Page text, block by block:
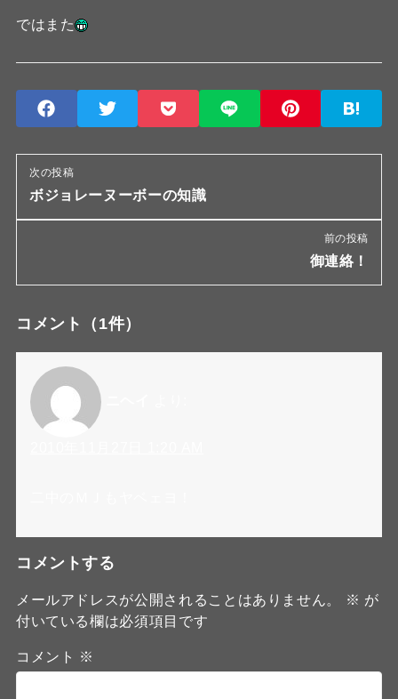
ではまた
次の投稿
ボジョレーヌーボーの知識
前の投稿
御連絡！
コメント （1件）
コメントする
メールアドレスが公開されることはありません。 ※ が
付いている欄は必須項目です
コメント ※